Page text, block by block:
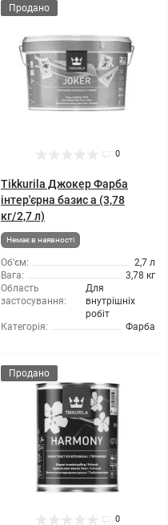
Продано
0
Tikkurila Джокер Фарба
інтер'єрна базис а (3,78
кг/2,7 л)
Немає в наявності
Об'єм:
2,7 л
Вага:
3,78 кг
Область
застосування:
Для
внутрішніх
робіт
Категорія:
Фарба
Продано
0